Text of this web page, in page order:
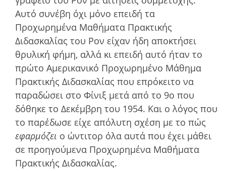
Αυτό συνέβη όχι µόνο επειδή τα
Προχωρηµένα Μαθήµατα Πρακτικής
Διδασκαλίας του Ρον είχαν ήδη αποκτήσει
θρυλική φήµη, αλλά κι επειδή αυτό ήταν το
πρώτο Αµερικανικό Προχωρηµένο Μάθηµα
Πρακτικής Διδασκαλίας που επρόκειτο να
παραδώσει στο Φίνιξ µετά από το 9ο που
δόθηκε το Δεκέµβρη του 1954. Και ο λόγος που
το παρέδωσε είχε απόλυτη σχέση µε το πώς
εφαρµόζει ο ώντιτορ όλα αυτά που έχει µάθει
σε προηγούµενα Προχωρηµένα Μαθήµατα
Πρακτικής Διδασκαλίας.